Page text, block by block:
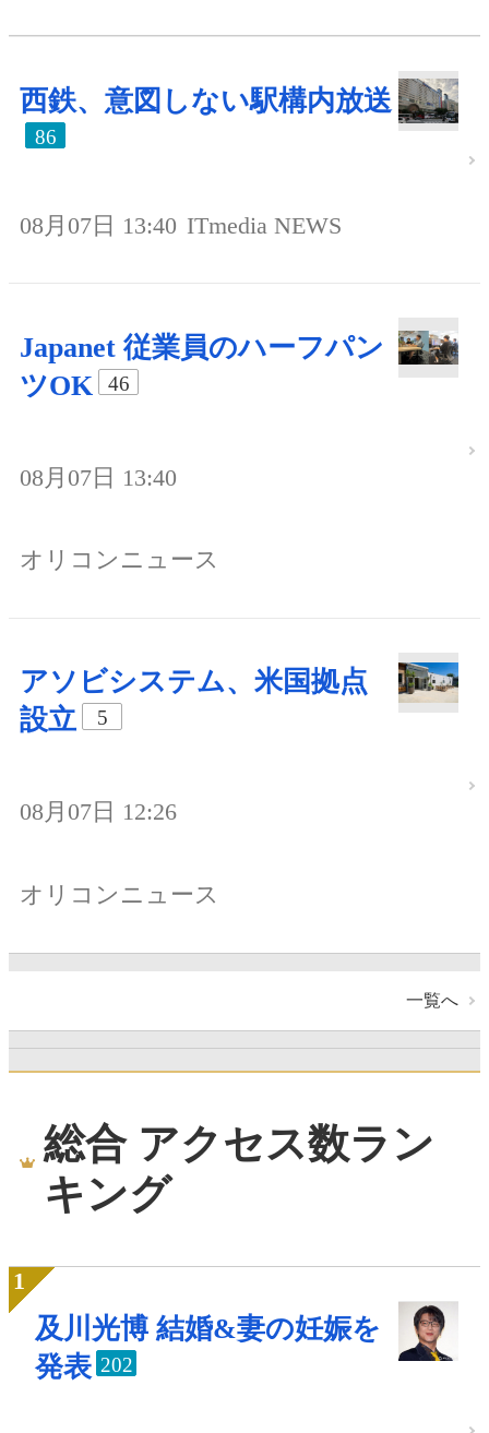
西鉄、意図しない駅構内放送
86
08月07日 13:40 ITmedia NEWS
Japanet 従業員のハーフパン
ツOK
46
08月07日 13:40
オリコンニュース
アソビシステム、米国拠点
設立
5
08月07日 12:26
オリコンニュース
一覧へ
総合 アクセス数ラン
キング
及川光博 結婚&妻の妊娠を
発表 202